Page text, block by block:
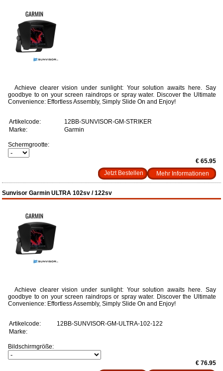
Achieve clearer vision under sunlight: Your solution awaits here. Say
goodbye to on your screen raindrops or spray water. Discover the Ultimate
Convenience: Effortless Assembly, Simply Slide On and Enjoy!
Artikelcode:
12BB-SUNVISOR-GM-STRIKER
Marke:
Garmin
Schermgrootte:
€ 65.95
Mehr Informationen
Sunvisor Garmin ULTRA 102sv / 122sv
Achieve clearer vision under sunlight: Your solution awaits here. Say
goodbye to on your screen raindrops or spray water. Discover the Ultimate
Convenience: Effortless Assembly, Simply Slide On and Enjoy!
Artikelcode:
12BB-SUNVISOR-GM-ULTRA-102-122
Marke:
Bildschirmgröße:
€ 76.95